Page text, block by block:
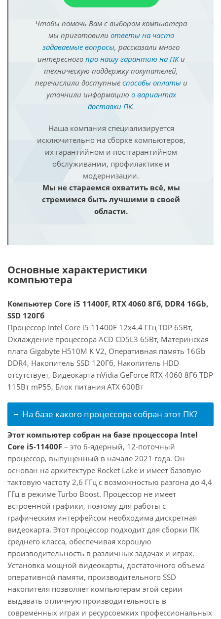
Чтобы помочь Вам с выбором компьютера
мы приготовили ответы на часто
задаваемые вопросы, рассказали много
интересного про нашу гарантию на ПКи
техническую поддержку покупателей,
перечислили доступные способы оплатыи
уточнили информацию о вариантах
доставки ПК.
Наша компания специализируется
исключительно на сборке компьютеров,
их гарантийном и постгарантийном
обслуживании, профилактике и
модернизации.
Мы не стараемся охватить всё, мы
стремимся быть лучшими в своей
области.
Основные характеристики
компьютера
Компьютер Core i5 11400F, RTX 4060 8Гб, DDR4 16Gb,
SSD 120Гб
Процессор Intel Core i5 11400F 12x4.4 ГГц TDP 65Вт,
Охлаждение процессора ACD CD5L3 65Вт, Материнская
плата Gigabyte H510M K V2, Оперативная память 16Gb
DDR4, Накопитель SSD 120Гб, Накопитель HDD
отсутствует, Видеокарта nVidia GeForce RTX 4060 8Гб TDP
115Вт mP55, Блок питания ATX 600Вт
На базе какого процессора собран этот ПК?
Этот компьютер собран на базе процессора Intel
Core i5-11400F – это 6-ядерный, 12-поточный
процессор, выпущенный в начале 2021 года. Он
основан на архитектуре Rocket Lake и имеет базовую
тактовую частоту 2,6 ГГц с возможностью разгона до 4,4
ГГц в режиме Turbo Boost. Процессор не имеет
встроенной графики, поэтому для работы с
графическим интерфейсом необходима дискретная
видеокарта. Этот процессор подходит для сборки ПК
среднего класса, обеспечивая хорошую
производительность в различных задачах и играх.
Установка мощной видеокарты, достаточного объема
оперативной памяти, производительного SSD
накопителя позволяет компьютерам этой серии
выдавать отличную производительность в
современных играх и ресурсоемких профессиональных